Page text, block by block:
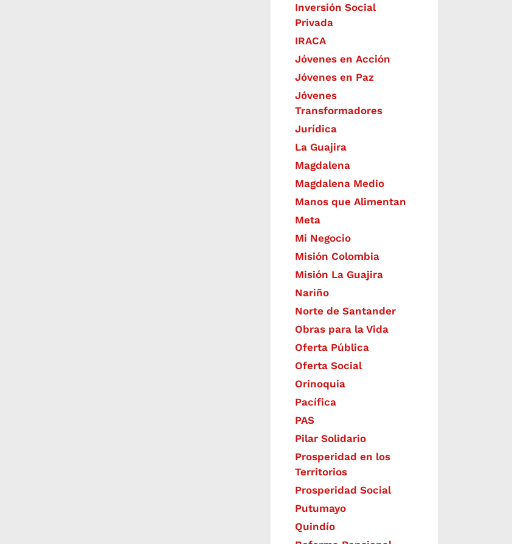
Inversión Social
Privada
IRACA
Jóvenes en Acción
Jóvenes en Paz
Jóvenes
Transformadores
Jurídica
La Guajira
Magdalena
Magdalena Medio
Manos que Alimentan
Meta
Mi Negocio
Misión Colombia
Misión La Guajira
Nariño
Norte de Santander
Obras para la Vida
Oferta Pública
Oferta Social​​
Orinoquia
Pacífica
PAS
Pilar Solidario
Prosperidad en los
Territorios
Prosperidad Social
Putumayo
Quindío